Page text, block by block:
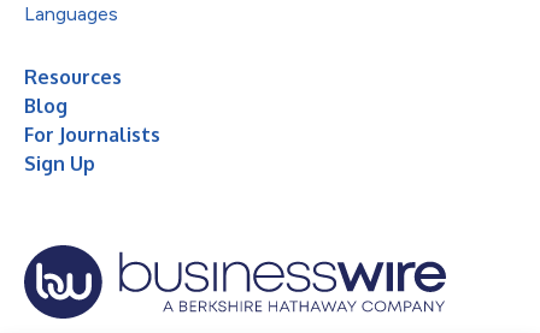
Languages
Resources
Blog
For Journalists
Sign Up